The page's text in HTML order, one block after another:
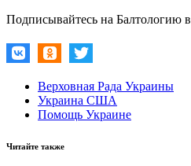
Подписывайтесь на Балтологию в
Верховная Рада Украины
Украина США
Помощь Украине
Читайте также